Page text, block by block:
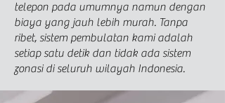
telepon pada umumnya namun dengan
biaya yang jauh lebih murah. Tanpa
ribet, sistem pembulatan kami adalah
setiap satu detik dan tidak ada sistem
zonasi di seluruh wilayah Indonesia.